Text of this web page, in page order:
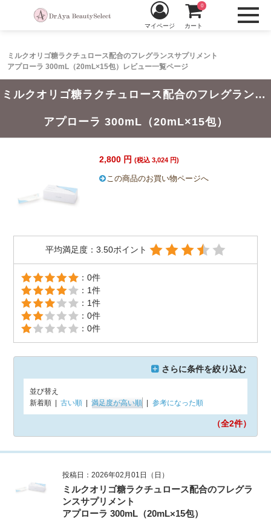
ミルクオリゴ糖ラクチュロース配合のフレグランスサプリメント
アプローラ 300mL（20mL×15包）レビュー一覧ページ
マイページ カート
0
ミルクオリゴ糖ラクチュロース配合のフレグランスサプリメント
アプローラ 300mL（20mL×15包）
2,800 円 (税込 3,024 円)
この商品のお買い物ページへ
平均満足度：3.50ポイント
：0件
：1件
：1件
：0件
：0件
さらに条件を絞り込む
並び替え
新着順
古い順 満足度が高い順 参考になった順
（全2件）
投稿日：2026年02月01日（日）
ミルクオリゴ糖ラクチュロース配合のフレグラ
ンスサプリメント
アプローラ 300mL（20mL×15包）